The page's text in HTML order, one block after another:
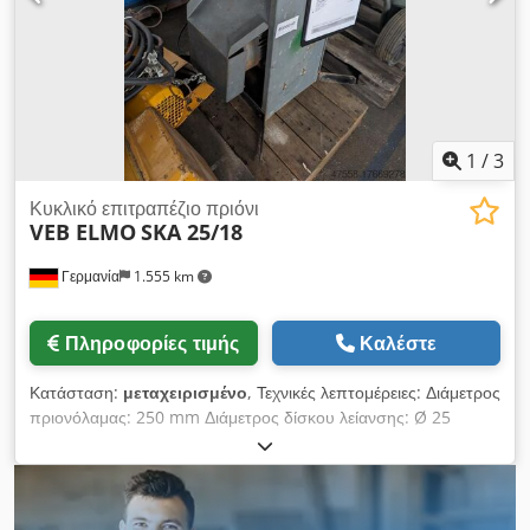
Διάμετρος δίσκου διαμαντιού 450 χιλιοστά, απόσταση εξόδου:
12,5 εκατοστά. • Διατίθεται ως στάνταρ σύστημα μέτρησης και
μεταφορικός ιμάντας (2,5 μέτρα δεξιά και αριστερά).
ΠΡΟΑΙΡΕΤΙΚΑ • Διατίθεται σύστημα ψύξης και σύστημα Hydro
check για κοπή αλουμινίου. • Δυνατότητα λειτουργίας με
ψηφιακό μετρητή.
1 /3
Γερμανία 1.555 km
Κυκλικό επιτραπέζιο πριόνι
VEB ELMOSKA 25/18
Πληροφορίες τιμής Καλέστε
Κατάσταση: μεταχειρισμένο, Τεχνικές λεπτομέρειες: Διάμετρος
πριονόλαμας: 250 mm Διάμετρος δίσκου λείανσης: Ø 25
Πρόωση - χειροκίνητη: με το χέρι mm Ύψος κοπής: μέγ. 70
mm Ισχύς: 8,5A / 50Hz / 220V A/Hz/V Μέγεθος τραπεζιού:
L:520 x W:500 mm Διαστάσεις μηχανήματος περίπου: ΜxΠxΥ:
0,6 x 0,6 x 0,9 m Πωλείται σε τιμή κόστους ως διανομέας